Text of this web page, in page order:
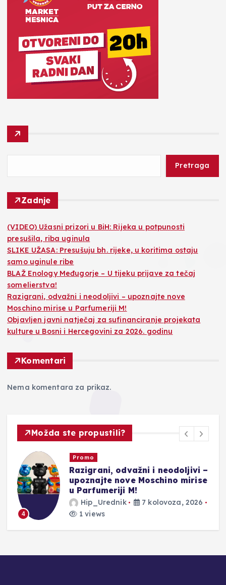
Pretraga
Zadnje
(VIDEO) Užasni prizori u BiH: Rijeka u potpunosti
presušila, riba uginula
SLIKE UŽASA: Presušuju bh. rijeke, u koritima ostaju
samo uginule ribe
BLAŽ Enology Međugorje – U tijeku prijave za tečaj
somelierstva!
Razigrani, odvažni i neodoljivi – upoznajte nove
Moschino mirise u Parfumeriji M!
Objavljen javni natječaj za sufinanciranje projekata
kulture u Bosni i Hercegovini za 2026. godinu
Komentari
Nema komentara za prikaz.
Možda ste propustili?
4
Promo
Razigrani, odvažni i neodoljivi –
upoznajte nove Moschino mirise
u Parfumeriji M!
Hip_Urednik
7 kolovoza, 2026
1 views